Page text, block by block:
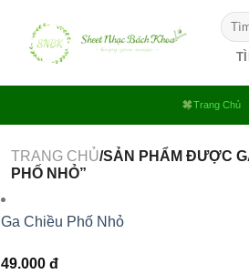
Tìm
kiếm:
Trang Chủ
TRANG CHỦ/SẢN PHẨM ĐƯỢC
PHỐ NHỎ”
Ga Chiều Phố Nhỏ
49.000 đ